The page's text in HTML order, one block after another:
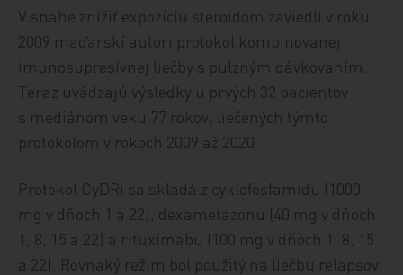
V snahe znížiť expozíciu steroidom zaviedli v roku
2009 maďarskí autori protokol kombinovanej
imunosupresívnej liečby s pulzným dávkovaním.
Teraz uvádzajú výsledky u prvých 32 pacientov
s mediánom veku 77 rokov, liečených týmto
protokolom v rokoch 2009 až 2020.
Protokol CyDRi sa skladá z cyklofosfamidu (1000
mg v dňoch 1 a 22), dexametazonu (40 mg v dňoch
1, 8, 15 a 22) a rituximabu (100 mg v dňoch 1, 8, 15
a 22). Rovnaký režim bol použitý na liečbu relapsov.